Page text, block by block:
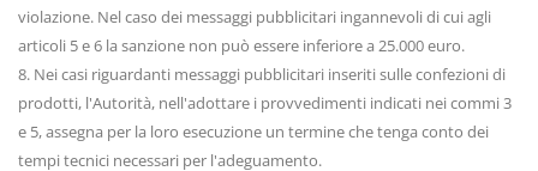
violazione. Nel caso dei messaggi pubblicitari ingannevoli di cui agli
articoli 5 e 6 la sanzione non può essere inferiore a 25.000 euro.
8. Nei casi riguardanti messaggi pubblicitari inseriti sulle confezioni di
prodotti, l'Autorità, nell'adottare i provvedimenti indicati nei commi 3
e 5, assegna per la loro esecuzione un termine che tenga conto dei
tempi tecnici necessari per l'adeguamento.